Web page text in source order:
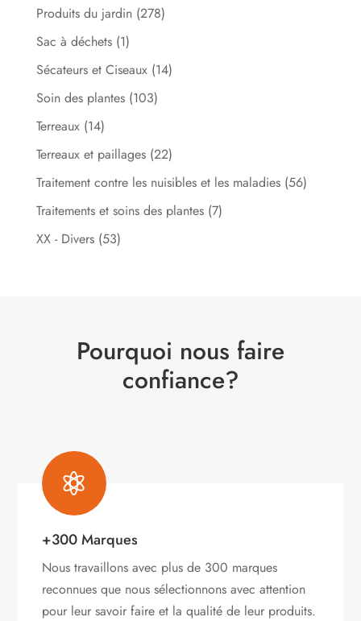
Produits du jardin (278)
Sac à déchets (1)
Sécateurs et Ciseaux (14)
Soin des plantes (103)
Terreaux (14)
Terreaux et paillages (22)
Traitement contre les nuisibles et les maladies (56)
Traitements et soins des plantes (7)
XX - Divers (53)
Pourquoi nous faire
confiance?

+300 Marques
Nous travaillons avec plus de 300 marques
reconnues que nous sélectionnons avec attention
pour leur savoir faire et la qualité de leur produits.